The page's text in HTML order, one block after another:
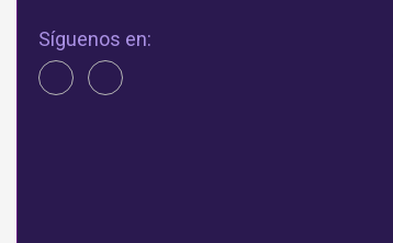
Síguenos en: